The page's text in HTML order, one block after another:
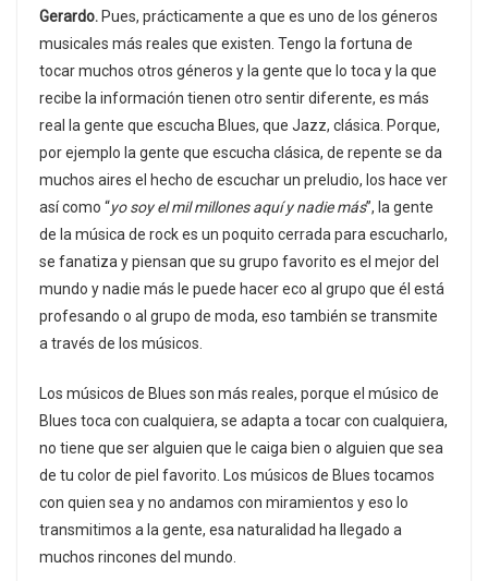
Gerardo. Pues, prácticamente a que es uno de los géneros
musicales más reales que existen. Tengo la fortuna de
tocar muchos otros géneros y la gente que lo toca y la que
recibe la información tienen otro sentir diferente, es más
real la gente que escucha Blues, que Jazz, clásica. Porque,
por ejemplo la gente que escucha clásica, de repente se da
muchos aires el hecho de escuchar un preludio, los hace ver
así como “yo soy el mil millones aquí y nadie más”, la gente
de la música de rock es un poquito cerrada para escucharlo,
se fanatiza y piensan que su grupo favorito es el mejor del
mundo y nadie más le puede hacer eco al grupo que él está
profesando o al grupo de moda, eso también se transmite
a través de los músicos.
Los músicos de Blues son más reales, porque el músico de
Blues toca con cualquiera, se adapta a tocar con cualquiera,
no tiene que ser alguien que le caiga bien o alguien que sea
de tu color de piel favorito. Los músicos de Blues tocamos
con quien sea y no andamos con miramientos y eso lo
transmitimos a la gente, esa naturalidad ha llegado a
muchos rincones del mundo.